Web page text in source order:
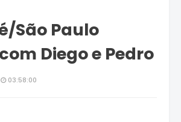
São Paulo
Diego e Pedro
03:58:00